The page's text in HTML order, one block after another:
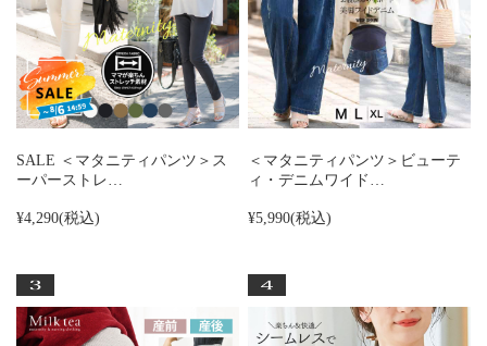
SALE ＜マタニティパンツ＞ス
ーパーストレ…
¥4,290(税込)
＜マタニティパンツ＞ビューテ
ィ・デニムワイド…
¥5,990(税込)